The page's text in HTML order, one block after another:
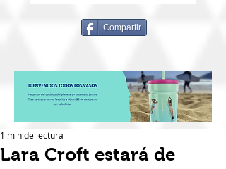
Compartir
Lara Croft estará de
1 min de lectura